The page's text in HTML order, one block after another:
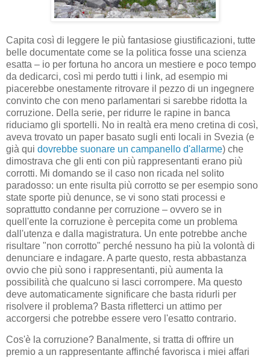
Capita così di leggere le più fantasiose giustificazioni, tutte
belle documentate come se la politica fosse una scienza
esatta – io per fortuna ho ancora un mestiere e poco tempo
da dedicarci, così mi perdo tutti i link, ad esempio mi
piacerebbe onestamente ritrovare il pezzo di un ingegnere
convinto che con meno parlamentari si sarebbe ridotta la
corruzione. Della serie, per ridurre le rapine in banca
riduciamo gli sportelli. No in realtà era meno cretina di così,
aveva trovato un paper basato sugli enti locali in Svezia (e
già qui dovrebbe suonare un campanello d'allarme) che
dimostrava che gli enti con più rappresentanti erano più
corrotti. Mi domando se il caso non ricada nel solito
paradosso: un ente risulta più corrotto se per esempio sono
state sporte più denunce, se vi sono stati processi e
soprattutto condanne per corruzione – ovvero se in
quell'ente la corruzione è percepita come un problema
dall'utenza e dalla magistratura. Un ente potrebbe anche
risultare "non corrotto" perché nessuno ha più la volontà di
denunciare e indagare. A parte questo, resta abbastanza
ovvio che più sono i rappresentanti, più aumenta la
possibilità che qualcuno si lasci corrompere. Ma questo
deve automaticamente significare che basta ridurli per
risolvere il problema? Basta rifletterci un attimo per
accorgersi che potrebbe essere vero l'esatto contrario.
Cos'è la corruzione? Banalmente, si tratta di offrire un
premio a un rappresentante affinché favorisca i miei affari